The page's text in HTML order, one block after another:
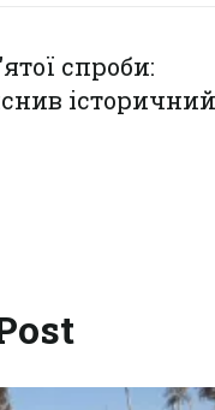
спроби:
історичний